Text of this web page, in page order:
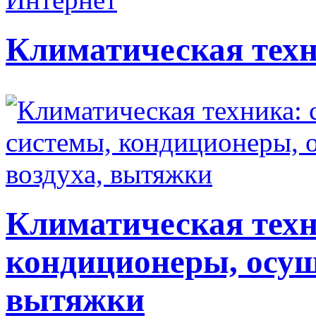
Климатическая
Климатическая
кондиционеры,
вытяжки